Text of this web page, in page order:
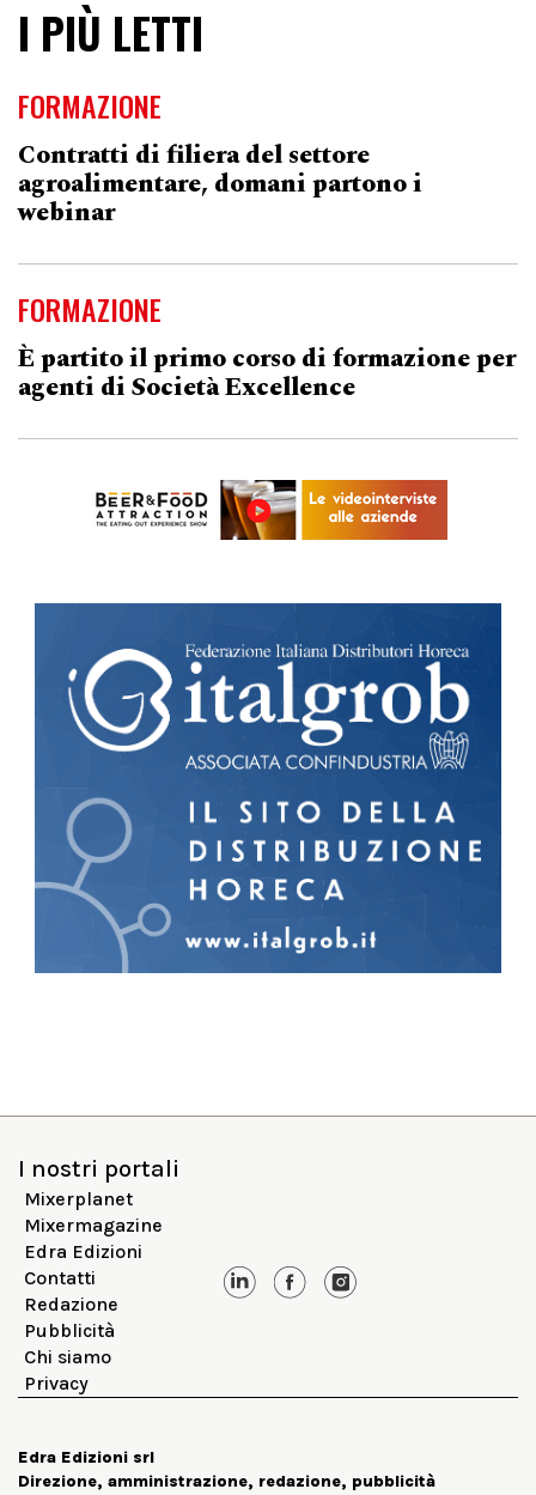
I PIÙ LETTI
FORMAZIONE
Contratti di filiera del settore
agroalimentare, domani partono i
webinar
FORMAZIONE
È partito il primo corso di formazione per
agenti di Società Excellence
I nostri portali
Mixerplanet
Mixermagazine
Edra Edizioni
Contatti
Redazione
Pubblicità
Chi siamo
Privacy
Edra Edizioni srl
Direzione, amministrazione, redazione, pubblicità